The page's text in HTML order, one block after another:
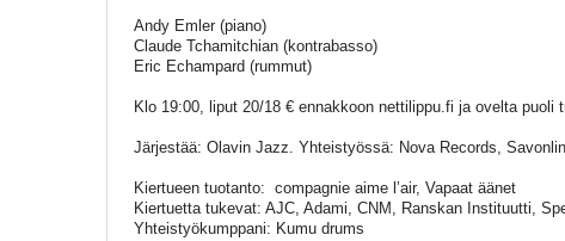
Andy Emler (piano)
Claude Tchamitchian (kontrabasso)
Eric Echampard (rummut)
Klo 19:00, liput 20/18 € ennakkoon nettilippu.fi ja ovelta puoli
Järjestää: Olavin Jazz. Yhteistyössä: Nova Records,
Kiertueen tuotanto: compagnie aime l’air, Vapaat äänet
Kiertuetta tukevat: AJC, Adami, CNM, Ranskan Instituutti,
Yhteistyökumppani: Kumu drums